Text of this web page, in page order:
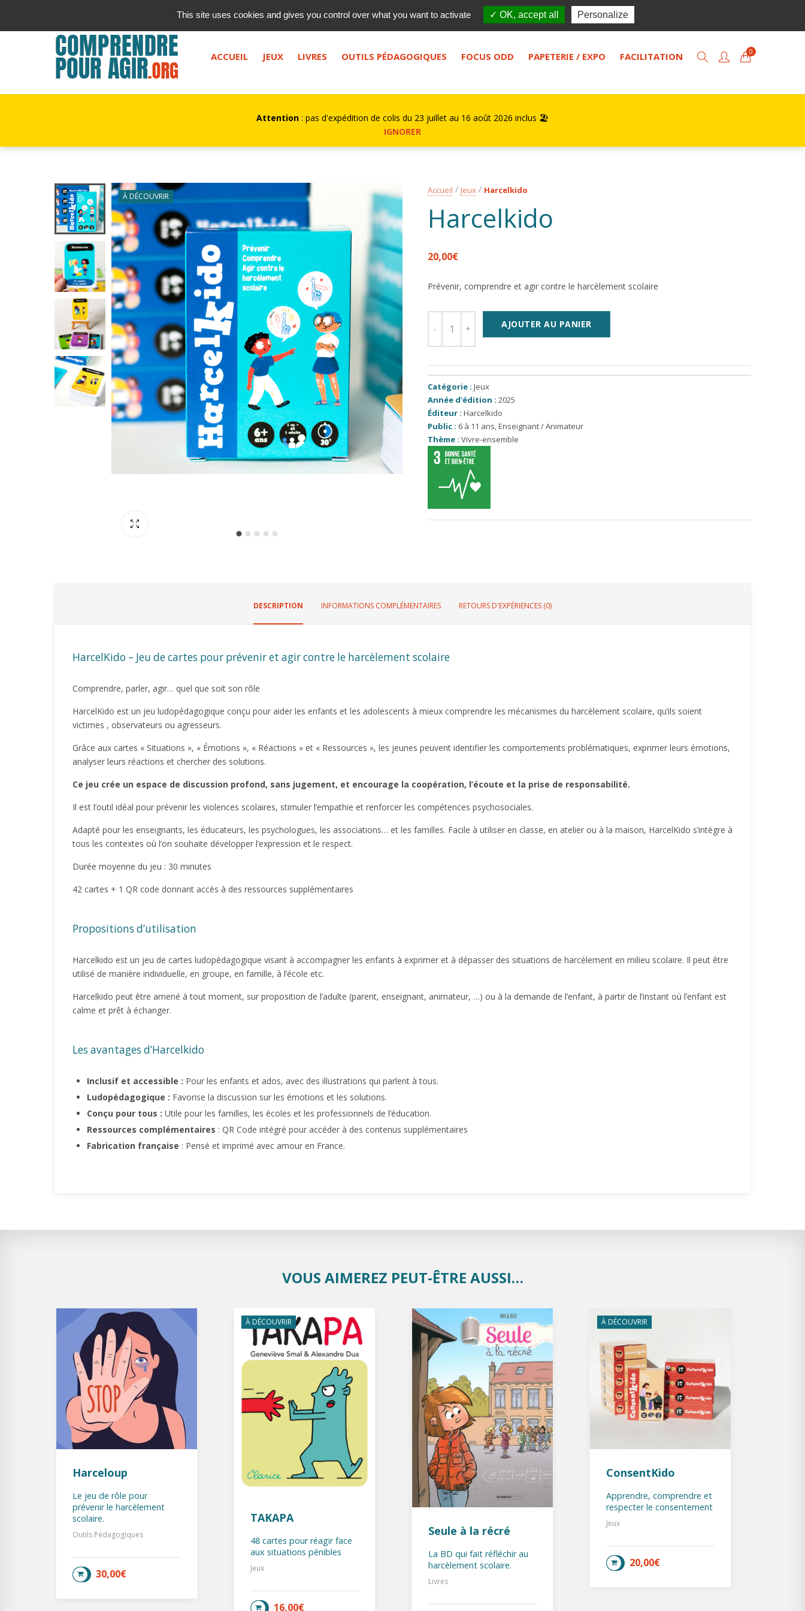
Saisissez votre recherche, et appuyez sur "entrée" ou le bouton de recherche.
Qui sommes-nous ? FESTISOL Actualités Contact
ACCUEIL JEUX LIVRES OUTILS PÉDAGOGIQUES FOCUS ODD PAPETERIE / EXPO FACILITATION 0
Attention : pas d'expédition de colis du 23 juillet au 16 août 2026 inclus 🏖️
IGNORER
À DÉCOUVRIR
Accueil Jeux Harcelkido
Harcelkido
20,00€
Prévenir, comprendre et agir contre le harcèlement scolaire
AJOUTER AU PANIER
Catégorie : Jeux
Année d'édition : 2025
Éditeur : Harcelkido
Public : 6 à 11 ans Enseignant / Animateur
Thème : Vivre-ensemble
DESCRIPTION INFORMATIONS COMPLÉMENTAIRES RETOURS D'EXPÉRIENCES (0)
HarcelKido – Jeu de cartes pour prévenir et agir contre le harcèlement scolaire
Comprendre, parler, agir… quel que soit son rôle
HarcelKido est un jeu ludopédagogique conçu pour aider les enfants et les adolescents à mieux comprendre les mécanismes du harcèlement scolaire, qu’ils soient
victimes , observateurs ou agresseurs.
Grâce aux cartes « Situations », « Émotions », « Réactions » et « Ressources », les jeunes peuvent identifier les comportements problématiques, exprimer leurs émotions,
analyser leurs réactions et chercher des solutions.
Ce jeu crée un espace de discussion profond, sans jugement, et encourage la coopération, l’écoute et la prise de responsabilité.
Il est l’outil idéal pour prévenir les violences scolaires, stimuler l’empathie et renforcer les compétences psychosociales.
Adapté pour les enseignants, les éducateurs, les psychologues, les associations… et les familles. Facile à utiliser en classe, en atelier ou à la maison, HarcelKido s’intègre à
tous les contextes où l’on souhaite développer l’expression et le respect.
Durée moyenne du jeu : 30 minutes
42 cartes + 1 QR code donnant accès à des ressources supplémentaires
Propositions d’utilisation
Harcelkido est un jeu de cartes ludopédagogique visant à accompagner les enfants à exprimer et à dépasser des situations de harcèlement en milieu scolaire. Il peut être
utilisé de manière individuelle, en groupe, en famille, à l’école etc.
Harcelkido peut être amené à tout moment, sur proposition de l’adulte (parent, enseignant, animateur, …) ou à la demande de l’enfant, à partir de l’instant où l’enfant est
calme et prêt à échanger.
Les avantages d’Harcelkido
Inclusif et accessible : Pour les enfants et ados, avec des illustrations qui parlent à tous.
Ludopédagogique : Favorise la discussion sur les émotions et les solutions.
Conçu pour tous : Utile pour les familles, les écoles et les professionnels de l’éducation.
Ressources complémentaires : QR Code intégré pour accéder à des contenus supplémentaires
Fabrication française : Pensé et imprimé avec amour en France.
VOUS AIMEREZ PEUT-ÊTRE AUSSI…
Harceloup
Le jeu de rôle pour
prévenir le harcèlement
scolaire.
Outils Pédagogiques
30,00€
AJOUTER AU PANIER
À DÉCOUVRIR
TAKAPA
48 cartes pour réagir face
aux situations pénibles
Jeux
16,00€
AJOUTER AU PANIER
Seule à la récré
La BD qui fait réfléchir au
harcèlement scolaire.
Livres
À DÉCOUVRIR
ConsentKido
Apprendre, comprendre et
respecter le consentement
Jeux
20,00€
AJOUTER AU PANIER
This site uses cookies and gives you control over what you want to activate ✓ OK, accept all Personalize